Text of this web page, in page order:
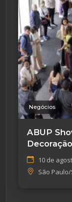
Negócios
ABUP
Domésticas
10 de
São Paulo/